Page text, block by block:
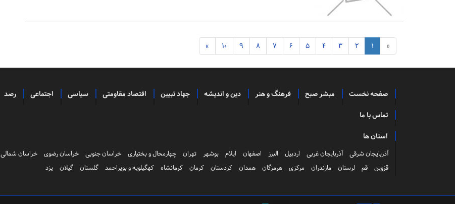
«
1
2
3
4
5
6
7
8
9
10
»
صفحه نخست مبشر صبح فرهنگ و هنر دین و اندیشه جهاد تبیین اقتصاد مقاومتی سیاسی اجتماعی رصد
تماس با ما
استان ها
آذربایجان شرقی آذربایجان غربی اردبیل البرز اصفهان ایلام بوشهر تهران چهارمحال و بختیاری خراسان جنوبی خراسان رضوی خراسان شمالی
قزوین
قم لرستان مازندران مرکزی هرمزگان همدان کردستان کرمان کرمانشاه کهگیلویه و بویراحمد گلستان گیلان یزد